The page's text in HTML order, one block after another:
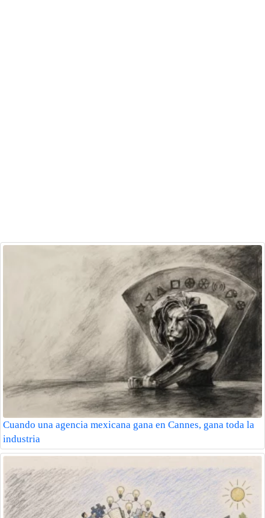
Cuando una agencia mexicana gana en Cannes, gana toda la
industria